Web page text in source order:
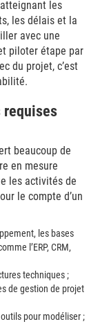
les
les délais et la
avec une
piloter étape par
du projet, c’est
requises
beaucoup de
en mesure
les activités de
le compte d’un
les bases
l’ERP, CRM,
techniques ;
de gestion de projet
pour modéliser ;